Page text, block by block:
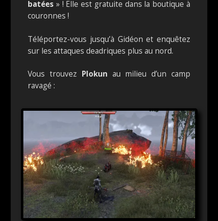
batées » ! Elle est gratuite dans la boutique à
couronnes !
Téléportez-vous jusqu’à Gidéon et enquêtez
sur les attaques deadriques plus au nord.
Vous trouvez Plokun au milieu d’un camp
ravagé :